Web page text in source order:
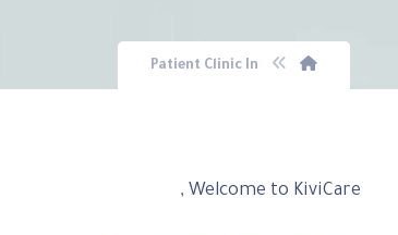
Patient Clinic In
Welcome to KiviCare ,